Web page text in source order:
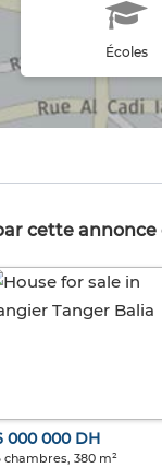
Écoles
cette
000 000 DH
chambres, 380 m²